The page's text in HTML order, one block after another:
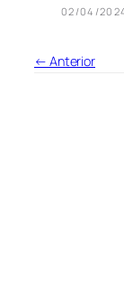
02/04/
← Anterior